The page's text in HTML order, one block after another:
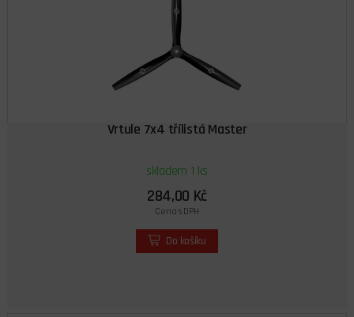
Vrtule 7x4 třílistá Master
skladem 1 ks
284,00 Kč
Cena s DPH
Do košíku